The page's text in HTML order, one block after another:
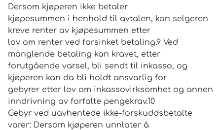
Dersom kjøperen ikke betaler
kjøpesummen i henhold til avtalen, kan selgeren
kreve renter av kjøpesummen etter
lov om renter ved forsinket betaling.9 Ved
manglende betaling kan kravet, etter
forutgående varsel, bli sendt til inkasso, og
kjøperen kan da bli holdt ansvarlig for
gebyrer etter lov om inkassovirksomhet og annen
inndrivning av forfalte pengekrav.10
Gebyr ved uavhentede ikke-forskuddsbetalte
varer: Dersom kjøperen unnlater å